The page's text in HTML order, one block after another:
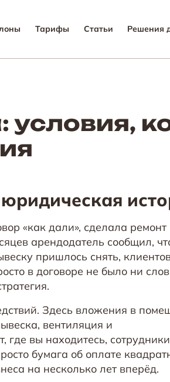
Тарифы Статьи Решения
«как дали», сделала
арендодатель сообщил,
пришлось снять,
в договоре не было ни
Здесь вложения в
вентиляция и
где вы находитесь, сотрудники
бумага об оплате
на несколько лет вперёд.